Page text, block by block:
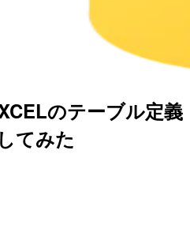
のテーブル定義
てみた